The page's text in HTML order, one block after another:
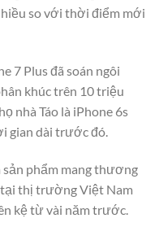
so với thời điểm mới
7 Plus đã soán ngôi
khúc trên 10 triệu
nhà Táo là iPhone 6s
gian dài trước đó.
phẩm mang thương
thị trường Việt Nam
kệ từ vài năm trước.